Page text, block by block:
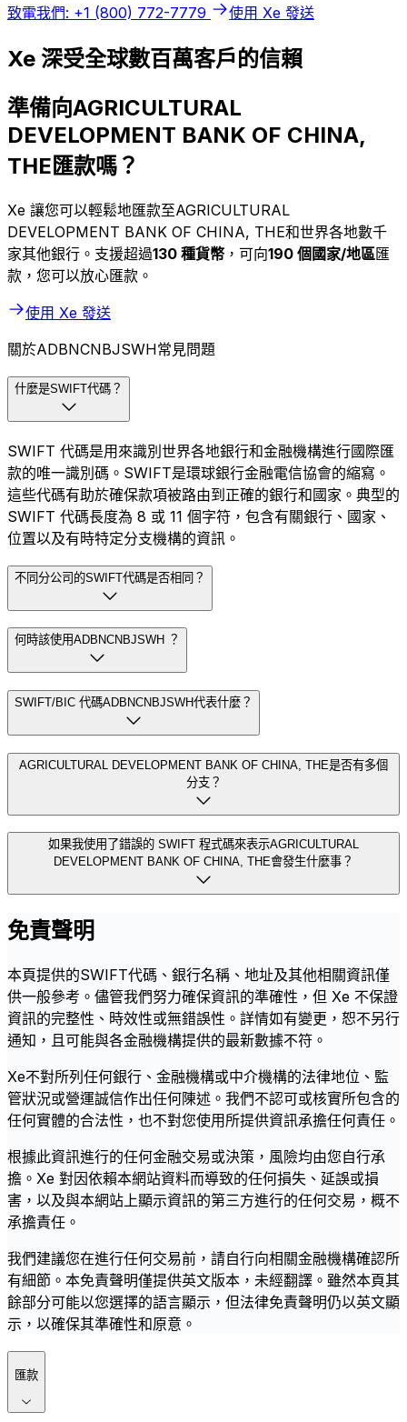
致電我們: +1 (800) 772-7779 使用 Xe 發送
Xe 深受全球數百萬客戶的信賴
準備向AGRICULTURAL
DEVELOPMENT BANK OF CHINA,
THE匯款嗎？
Xe 讓您可以輕鬆地匯款至AGRICULTURAL
DEVELOPMENT BANK OF CHINA, THE和世界各地數千
家其他銀行。支援超過130 種貨幣 ，可向190 個國家/地區匯
款，您可以放心匯款。
使用 Xe 發送
關於ADBNCNBJSWH常見問題
什麼是SWIFT代碼？
SWIFT 代碼是用來識別世界各地銀行和金融機構進行國際匯
款的唯一識別碼。SWIFT是環球銀行金融電信協會的縮寫。
這些代碼有助於確保款項被路由到正確的銀行和國家。典型的
SWIFT 代碼長度為 8 或 11 個字符，包含有關銀行、國家、
位置以及有時特定分支機構的資訊。
不同分公司的SWIFT代碼是否相同？
何時該使用ADBNCNBJSWH ？
SWIFT/BIC 代碼ADBNCNBJSWH代表什麼？
AGRICULTURAL DEVELOPMENT BANK OF CHINA, THE是否有多個
分支？
如果我使用了錯誤的 SWIFT 程式碼來表示AGRICULTURAL
DEVELOPMENT BANK OF CHINA, THE會發生什麼事？
免責聲明
本頁提供的SWIFT代碼、銀行名稱、地址及其他相關資訊僅
供一般參考。儘管我們努力確保資訊的準確性，但 Xe 不保證
資訊的完整性、時效性或無錯誤性。詳情如有變更，恕不另行
通知，且可能與各金融機構提供的最新數據不符。
Xe不對所列任何銀行、金融機構或中介機構的法律地位、監
管狀況或營運誠信作出任何陳述。我們不認可或核實所包含的
任何實體的合法性，也不對您使用所提供資訊承擔任何責任。
根據此資訊進行的任何金融交易或決策，風險均由您自行承
擔。Xe 對因依賴本網站資料而導致的任何損失、延誤或損
害，以及與本網站上顯示資訊的第三方進行的任何交易，概不
承擔責任。
我們建議您在進行任何交易前，請自行向相關金融機構確認所
有細節。本免責聲明僅提供英文版本，未經翻譯。雖然本頁其
餘部分可能以您選擇的語言顯示，但法律免責聲明仍以英文顯
示，以確保其準確性和原意。
匯款